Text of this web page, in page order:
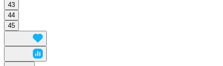
43
44
45